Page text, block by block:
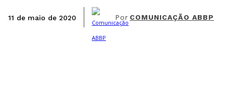
11 de maio de 2020 Por COMUNICAÇÃO ABBP